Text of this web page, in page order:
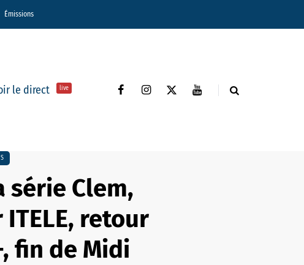
Émissions
le direct live
série Clem,
retour
fin de Midi